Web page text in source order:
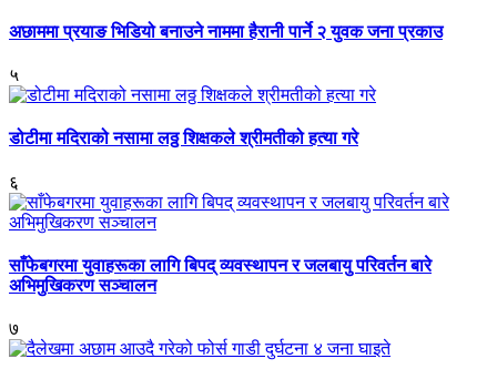
अछाममा प्रयाङ भिडियो बनाउने नाममा हैरानी पार्ने २ युवक जना प्रकाउ
५
डोटीमा मदिराको नसामा लठ्ठ शिक्षकले श्रीमतीको हत्या गरे
६
साँफेबगरमा युवाहरूका लागि बिपद् व्यवस्थापन र जलबायु परिवर्तन बारे
अभिमुखिकरण सञ्चालन
७